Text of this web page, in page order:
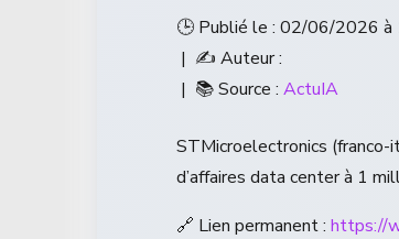
🕒 Publié le : 02/06/2026 à
| ✍️ Auteur :
| 📚 Source : ActuIA
STMicroelectronics (franco-
d’affaires data center à 1
🔗 Lien permanent : https://